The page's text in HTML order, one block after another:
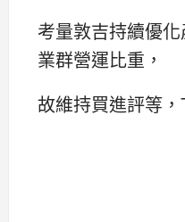
考量敦吉持續優
業群營運比重，
故維持買進評等，